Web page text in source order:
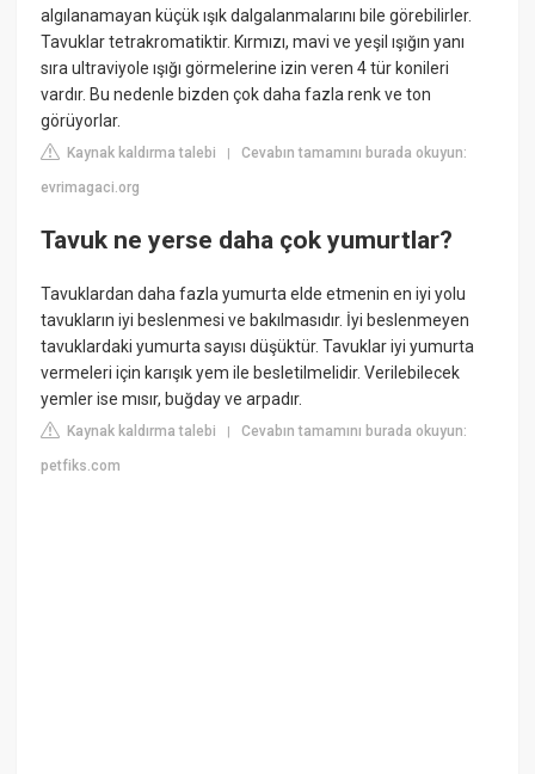
algılanamayan küçük ışık dalgalanmalarını bile görebilirler.
Tavuklar tetrakromatiktir. Kırmızı, mavi ve yeşil ışığın yanı
sıra ultraviyole ışığı görmelerine izin veren 4 tür konileri
vardır. Bu nedenle bizden çok daha fazla renk ve ton
görüyorlar.
Kaynak kaldırma talebi |Cevabın tamamını burada okuyun:
evrimagaci.org
Tavuk ne yerse daha çok yumurtlar?
Tavuklardan daha fazla yumurta elde etmenin en iyi yolu
tavukların iyi beslenmesi ve bakılmasıdır. İyi beslenmeyen
tavuklardaki yumurta sayısı düşüktür. Tavuklar iyi yumurta
vermeleri için karışık yem ile besletilmelidir. Verilebilecek
yemler ise mısır, buğday ve arpadır.
Kaynak kaldırma talebi |Cevabın tamamını burada okuyun:
petfiks.com